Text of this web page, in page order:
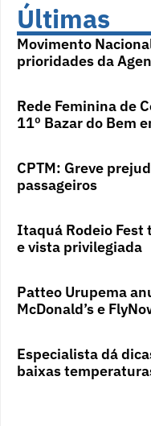
Últimas
Movimento
prioridades da
Rede Feminina de
11º Bazar do Bem
CPTM: Greve
passageiros
Itaquá Rodeio Fest
e vista privilegiada
Patteo Urupema
McDonald’s e
Especialista dá
baixas